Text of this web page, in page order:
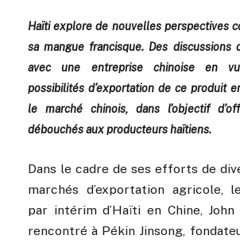
Haïti explore de nouvelles perspectives
sa mangue francisque. Des discussions
avec une entreprise chinoise en
possibilités d’exportation de ce produit
le marché chinois, dans l’objectif
débouchés aux producteurs haïtiens.
Dans le cadre de ses efforts de
marchés d’exportation agricole,
par intérim d’Haïti en Chine,
rencontré à Pékin Jinsong,